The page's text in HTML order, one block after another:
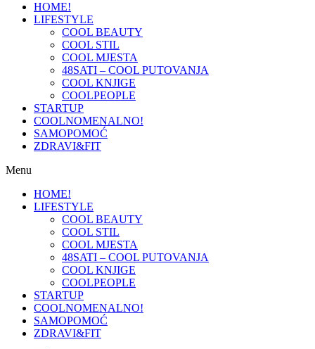
HOME!
LIFESTYLE
COOL BEAUTY
COOL STIL
COOL MJESTA
48SATI – COOL PUTOVANJA
COOL KNJIGE
COOLPEOPLE
STARTUP
COOLNOMENALNO!
SAMOPOMOĆ
ZDRAVI&FIT
Menu
HOME!
LIFESTYLE
COOL BEAUTY
COOL STIL
COOL MJESTA
48SATI – COOL PUTOVANJA
COOL KNJIGE
COOLPEOPLE
STARTUP
COOLNOMENALNO!
SAMOPOMOĆ
ZDRAVI&FIT